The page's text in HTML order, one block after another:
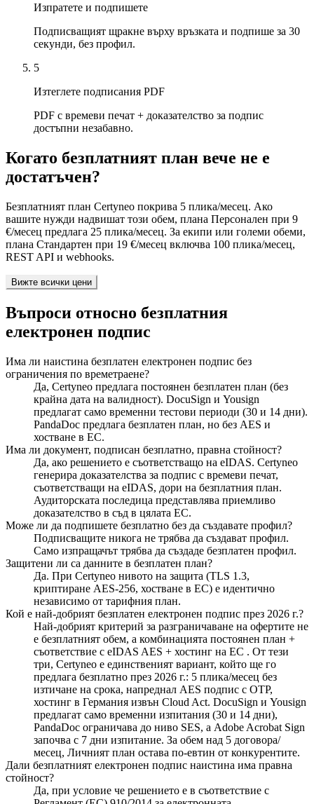
Изпратете и подпишете
Подписващият щракне върху връзката и подпише за 30
секунди, без профил.
5
Изтеглете подписания PDF
PDF с времеви печат + доказателство за подпис
достъпни незабавно.
Когато безплатният план вече не е
достатъчен?
Безплатният план Certyneo покрива 5 плика/месец. Ако
вашите нужди надвишат този обем, плана Персонален при 9
€/месец предлага 25 плика/месец. За екипи или големи обеми,
плана Стандартен при 19 €/месец включва 100 плика/месец,
REST API и webhooks.
Вижте всички цени
Въпроси относно безплатния
електронен подпис
Има ли наистина безплатен електронен подпис без
ограничения по времетраене?
Да, Certyneo предлага постоянен безплатен план (без
крайна дата на валидност). DocuSign и Yousign
предлагат само временни тестови периоди (30 и 14 дни).
PandaDoc предлага безплатен план, но без AES и
хостване в ЕС.
Има ли документ, подписан безплатно, правна стойност?
Да, ако решението е съответстващо на eIDAS. Certyneo
генерира доказателства за подпис с времеви печат,
съответстващи на eIDAS, дори на безплатния план.
Аудиторската последица представлява приемливо
доказателство в съд в цялата ЕС.
Може ли да подпишете безплатно без да създавате профил?
Подписващите никога не трябва да създават профил.
Само изпращачът трябва да създаде безплатен профил.
Защитени ли са данните в безплатен план?
Да. При Certyneo нивото на защита (TLS 1.3,
криптиране AES-256, хостване в ЕС) е идентично
независимо от тарифния план.
Кой е най-добрият безплатен електронен подпис през 2026 г.?
Най-добрият критерий за разграничаване на офертите не
е безплатният обем, а комбинацията постоянен план +
съответствие с eIDAS AES + хостинг на ЕС . От тези
три, Certyneo е единственият вариант, който ще го
предлага безплатно през 2026 г.: 5 плика/месец без
изтичане на срока, напреднал AES подпис с OTP,
хостинг в Германия извън Cloud Act. DocuSign и Yousign
предлагат само временни изпитания (30 и 14 дни),
PandaDoc ограничава до ниво SES, а Adobe Acrobat Sign
започва с 7 дни изпитание. За обем над 5 договора/
месец, Личният план остава по-евтин от конкурентите.
Дали безплатният електронен подпис наистина има правна
стойност?
Да, при условие че решението е в съответствие с